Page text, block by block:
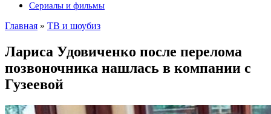
Сериалы и фильмы
Главная » ТВ и шоубиз
Лариса Удовиченко после перелома
позвоночника нашлась в компании с
Гузеевой